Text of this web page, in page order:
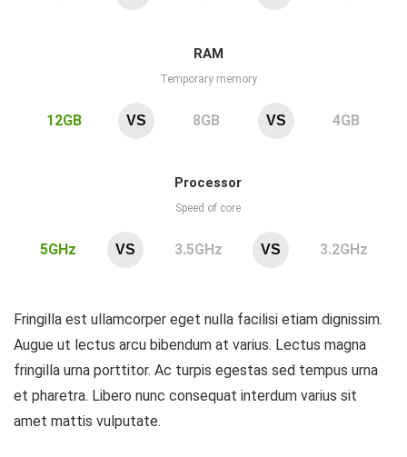
RAM
Temporary memory
12GB VS 8GB VS 4GB
Processor
Speed of core
5GHz VS 3.5GHz VS 3.2GHz
Fringilla est ullamcorper eget nulla facilisi etiam dignissim.
Augue ut lectus arcu bibendum at varius. Lectus magna
fringilla urna porttitor. Ac turpis egestas sed tempus urna
et pharetra. Libero nunc consequat interdum varius sit
amet mattis vulputate.